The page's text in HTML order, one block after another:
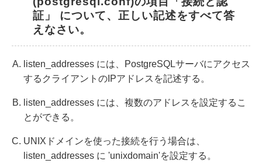
証」 について、正しい記述をすべて答
えなさい。
listen_addresses には、PostgreSQLサーバにアクセス
するクライアントのIPアドレスを記述する。
listen_addresses には、複数のアドレスを設定するこ
とができる。
UNIXドメインを使った接続を行う場合は、
listen_addresses に 'unixdomain'を設定する。